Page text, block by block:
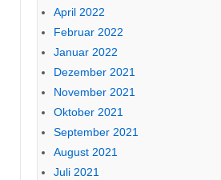
April 2022
Februar 2022
Januar 2022
Dezember 2021
November 2021
Oktober 2021
September 2021
August 2021
Juli 2021